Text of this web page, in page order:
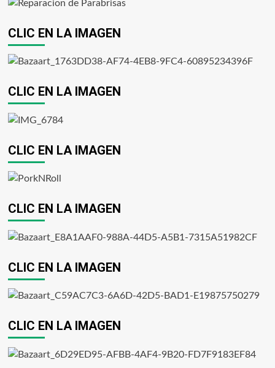
CLIC EN LA IMAGEN
CLIC EN LA IMAGEN
CLIC EN LA IMAGEN
CLIC EN LA IMAGEN
CLIC EN LA IMAGEN
CLIC EN LA IMAGEN